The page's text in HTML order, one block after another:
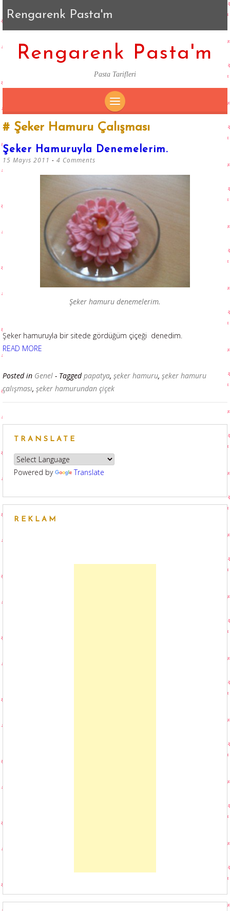
Rengarenk Pasta'm
Rengarenk Pasta'm
Pasta Tarifleri
SKIP
TO
CONTENT
Şeker Hamuru Çalışması
Şeker Hamuruyla Denemelerim.
15 Mayıs 2011 4 Comments
Şeker hamuru denemelerim.
Şeker hamuruyla bir sitede gördüğüm çiçeği denedim.
READ MORE
Posted in Genel - Taggedpapatya, şeker hamuru, şeker hamuru
çalışması, şeker hamurundan çiçek
TRANSLATE
Powered by Translate
REKLAM